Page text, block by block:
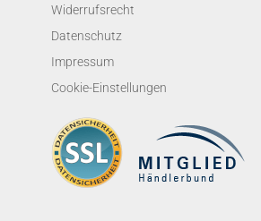
Widerrufsrecht
Datenschutz
Impressum
Cookie-Einstellungen